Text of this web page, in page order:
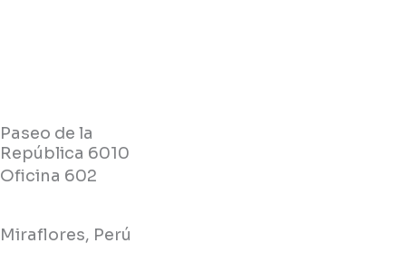
Paseo de la
República 6010
Oficina 602
Miraflores, Perú